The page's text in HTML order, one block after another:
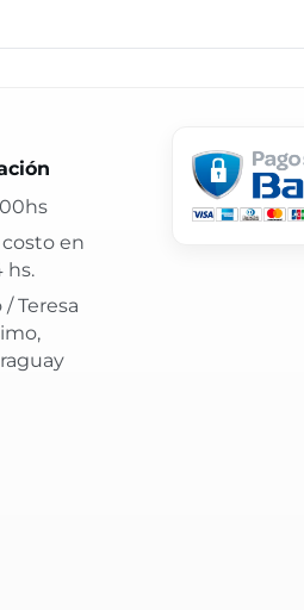
hs y atención confiable.
en
hs.
/ Teresa